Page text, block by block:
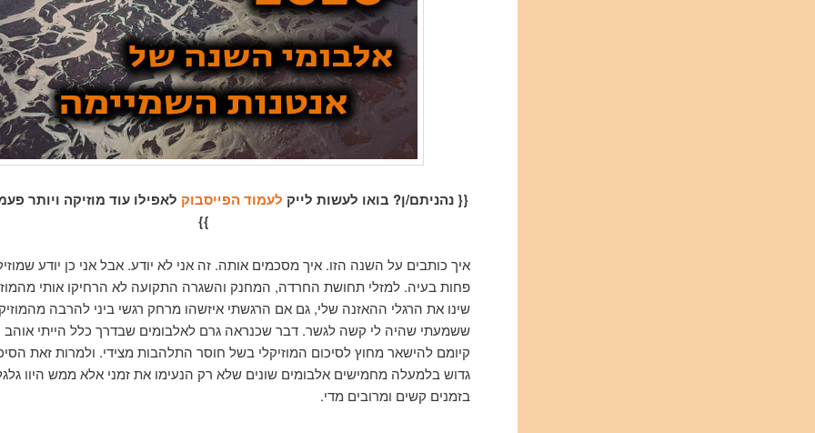
{{ נהניתם/ן? בואו לעשות לייק לעמוד הפייסבוק לאפילו עוד מוזיקה ויותר
}}
איך כותבים על השנה הזו. איך מסכמים אותה. זה אני לא יודע. אבל אני כן יודע
פחות בעיה. למזלי תחושת החרדה, המחנק והשגרה התקועה לא הרחיקו אותי
שינו את הרגלי ההאזנה שלי, גם אם הרגשתי איזשהו מרחק רגשי ביני להרבה
ששמעתי שהיה לי קשה לגשר. דבר שכנראה גרם לאלבומים שבדרך כלל הייתי אוהב
קיומם להישאר מחוץ לסיכום המוזיקלי בשל חוסר התלהבות מצידי. ולמרות זאת
גדוש בלמעלה מחמישים אלבומים שונים שלא רק הנעימו את זמני אלא ממש היוו
בזמנים קשים ומרובים מדי.